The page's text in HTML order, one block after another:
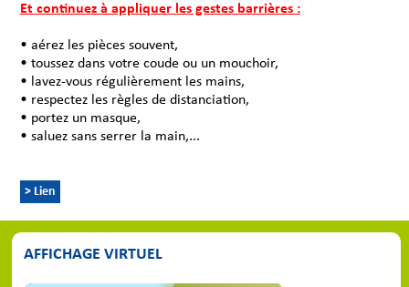
Et continuez à appliquer les gestes barrières :
• aérez les pièces souvent,
• toussez dans votre coude ou un mouchoir,
• lavez-vous régulièrement les mains,
• respectez les règles de distanciation,
• portez un masque,
• saluez sans serrer la main,...
> Lien
AFFICHAGE VIRTUEL